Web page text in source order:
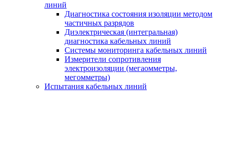
линий
Диагностика состояния изоляции методом
частичных разрядов
Диэлектрическая (интегральная)
диагностика кабельных линий
Системы мониторинга кабельных линий
Измерители сопротивления
электроизоляции (мегаомметры,
мегомметры)
Испытания кабельных линий